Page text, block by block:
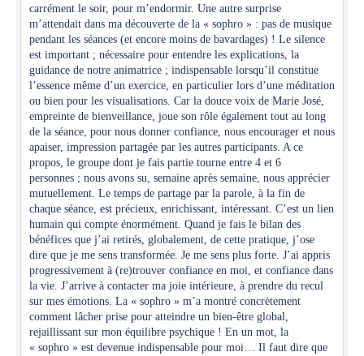
carrément le soir, pour m’endormir. Une autre surprise
m’attendait dans ma découverte de la « sophro » : pas de musique
pendant les séances (et encore moins de bavardages) ! Le silence
est important ; nécessaire pour entendre les explications, la
guidance de notre animatrice ; indispensable lorsqu’il constitue
l’essence même d’un exercice, en particulier lors d’une méditation
ou bien pour les visualisations. Car la douce voix de Marie José,
empreinte de bienveillance, joue son rôle également tout au long
de la séance, pour nous donner confiance, nous encourager et nous
apaiser, impression partagée par les autres participants. A ce
propos, le groupe dont je fais partie tourne entre 4 et 6
personnes ; nous avons su, semaine après semaine, nous apprécier
mutuellement. Le temps de partage par la parole, à la fin de
chaque séance, est précieux, enrichissant, intéressant. C’est un lien
humain qui compte énormément. Quand je fais le bilan des
bénéfices que j’ai retirés, globalement, de cette pratique, j’ose
dire que je me sens transformée. Je me sens plus forte. J’ai appris
progressivement à (re)trouver confiance en moi, et confiance dans
la vie. J’arrive à contacter ma joie intérieure, à prendre du recul
sur mes émotions. La « sophro » m’a montré concrètement
comment lâcher prise pour atteindre un bien-être global,
rejaillissant sur mon équilibre psychique ! En un mot, la
« sophro » est devenue indispensable pour moi… Il faut dire que